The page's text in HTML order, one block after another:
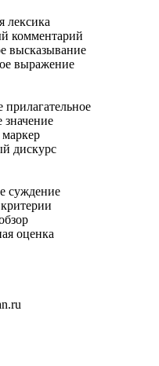
лексика
комментарий
высказывание
выражение
дискурс
суждение
оценка